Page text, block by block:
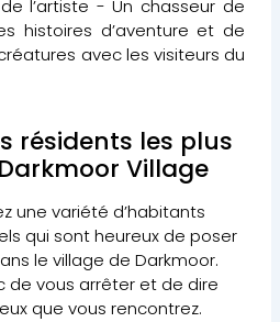
résidents les plus
Village
une variété d’habitants
qui sont heureux de poser
le village de Darkmoor.
de vous arrêter et de dire
que vous rencontrez.